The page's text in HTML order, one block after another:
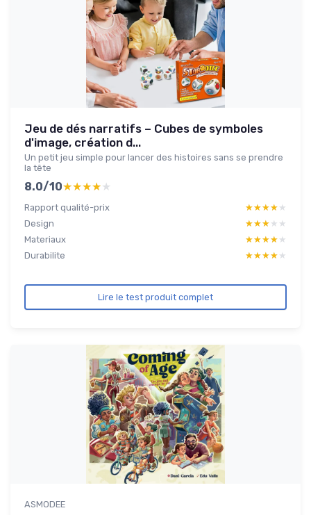
Jeu de dés narratifs – Cubes de symboles
d'image, création d...
Un petit jeu simple pour lancer des histoires sans se prendre
la tête
8.0/10★★★★★
★★★★★
Rapport qualité-prix ★★★★★
★★★★★
Design
★★★★★
★★★★★
Materiaux
★★★★★
★★★★★
Durabilite
★★★★★
★★★★★
Lire le test produit complet
ASMODEE